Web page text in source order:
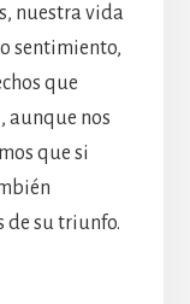
nuestra vida
sentimiento,
que
aunque nos
que si
de su triunfo.